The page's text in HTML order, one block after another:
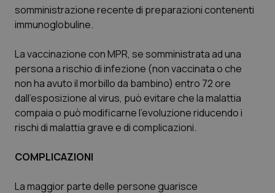
somministrazione recente di preparazioni contenenti
immunoglobuline.
La vaccinazione con MPR, se somministrata ad una
persona a rischio di infezione (non vaccinata o che
non ha avuto il morbillo da bambino) entro 72 ore
dall’esposizione al virus, può evitare che la malattia
compaia o può modificarne l’evoluzione riducendo i
rischi di malattia grave e di complicazioni.
COMPLICAZIONI
La maggior parte delle persone guarisce
I cookie necessari contribuiscono a rendere fruibile il
sito web abilitandone funzionalità di base quali la
funzionare correttamente senza questi cookie.
Nome
Fornitore/Dominio
VISITOR_PRIVACY_METADATA
YouTube
.youtube.com